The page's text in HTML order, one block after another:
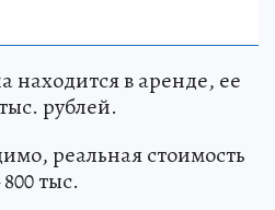
в аренде, ее
рублей.
реальная стоимость
тыс.